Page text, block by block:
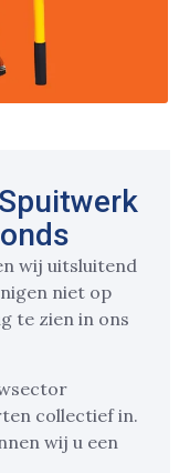
wij uitsluitend
niet op
te zien in ons
collectief in.
wij u een